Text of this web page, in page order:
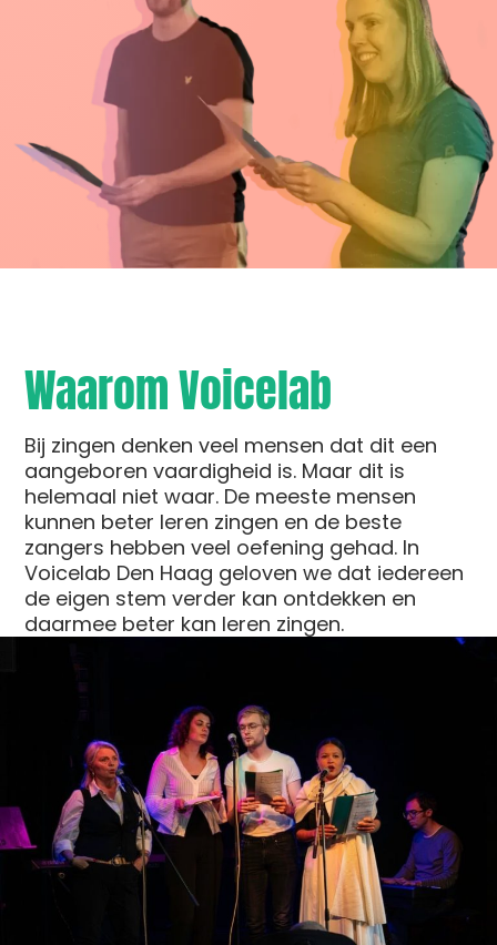
Waarom Voicelab
Bij zingen denken veel mensen dat dit een
aangeboren vaardigheid is. Maar dit is
helemaal niet waar. De meeste mensen
kunnen beter leren zingen en de beste
zangers hebben veel oefening gehad. In
Voicelab Den Haag geloven we dat iedereen
de eigen stem verder kan ontdekken en
daarmee beter kan leren zingen.